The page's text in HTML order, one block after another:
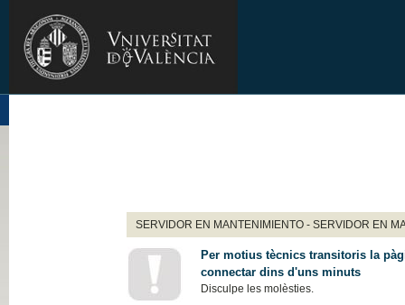
SERVIDOR EN MANTENIMIENTO - SERVIDOR EN
Per motius tècnics transitoris la
connectar dins d'uns minuts
Disculpe les molèsties.